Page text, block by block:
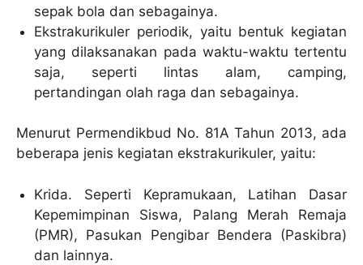
sepak bola dan sebagainya.
Ekstrakurikuler periodik, yaitu bentuk kegiatan
yang dilaksanakan pada waktu-waktu tertentu
saja, seperti lintas alam, camping,
pertandingan olah raga dan sebagainya.
Menurut Permendikbud No. 81A Tahun 2013, ada
beberapa jenis kegiatan ekstrakurikuler, yaitu:
Krida. Seperti Kepramukaan, Latihan Dasar
Kepemimpinan Siswa, Palang Merah Remaja
(PMR), Pasukan Pengibar Bendera (Paskibra)
dan lainnya.